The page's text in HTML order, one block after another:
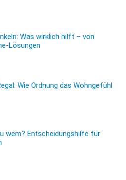
Was wirklich hilft – von
Lösungen
Wie Ordnung das Wohngefühl
wem? Entscheidungshilfe für